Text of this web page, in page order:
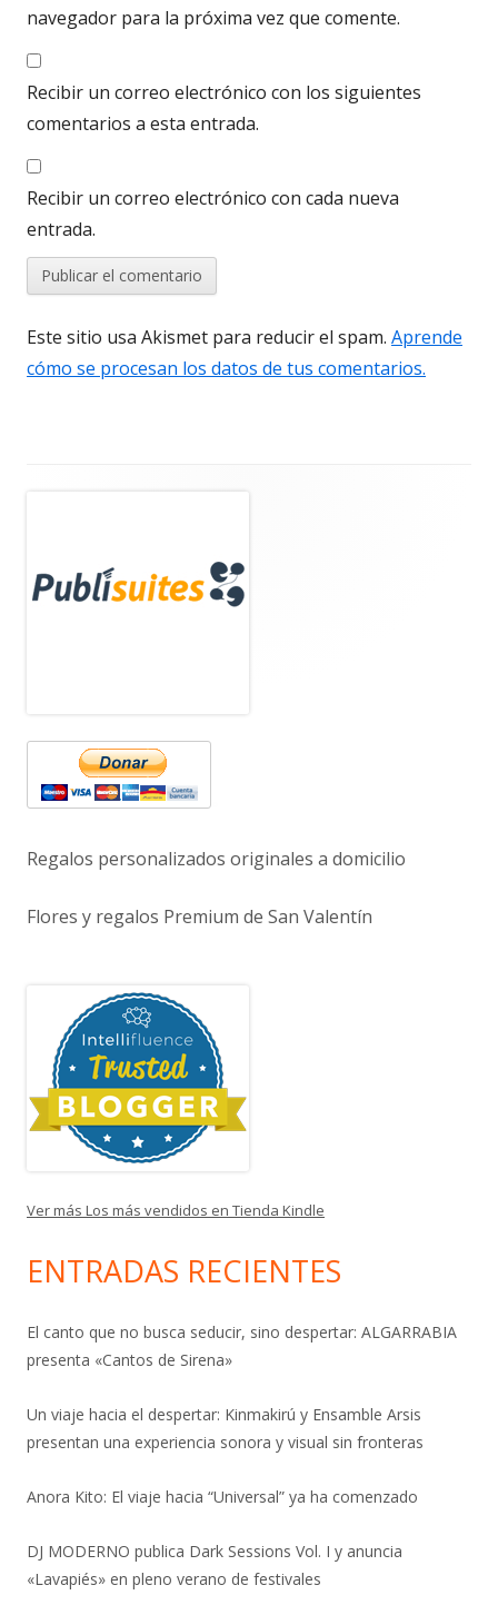
navegador para la próxima vez que comente.
Recibir un correo electrónico con los siguientes
comentarios a esta entrada.
Recibir un correo electrónico con cada nueva
entrada.
Este sitio usa Akismet para reducir el spam. Aprende
cómo se procesan los datos de tus comentarios.
lateral
principal
Regalos personalizados originales a domicilio
Flores y regalos Premium de San Valentín
Ver más Los más vendidos en Tienda Kindle
ENTRADAS RECIENTES
El canto que no busca seducir, sino despertar: ALGARRABIA
presenta «Cantos de Sirena»
Un viaje hacia el despertar: Kinmakirú y Ensamble Arsis
presentan una experiencia sonora y visual sin fronteras
Anora Kito: El viaje hacia “Universal” ya ha comenzado
DJ MODERNO publica Dark Sessions Vol. I y anuncia
«Lavapiés» en pleno verano de festivales